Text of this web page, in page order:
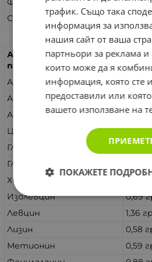
Сол
0,05
Аминокиселинен
профил
за 20
Аланин
0,86
Аргинин
1,33
Аспарагин
1,46
Цистеин
0,29
Глутамин
2,83
Глицин
Хистидин
0,38 гр.
Изолевцин
0,69
Левцин
1,36
Лизин
0,58
Метионин
0,59
трафик. Също така
информация за
нашия сайт от ваша
партньори за реклама
които може да я
информация, която сте
предоставили или
вашето използване на
ПОКАЖЕТЕ